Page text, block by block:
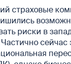
страховые
риски в
сейчас